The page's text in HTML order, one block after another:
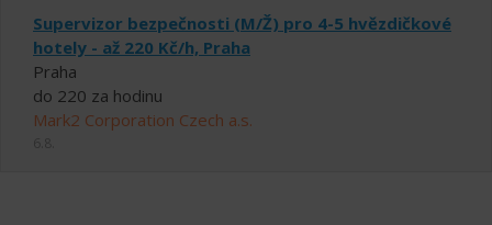
Supervizor bezpečnosti (M/Ž) pro 4-5 hvězdičkové
hotely - až 220 Kč/h, Praha
Praha
do 220 za hodinu
Mark2 Corporation Czech a.s.